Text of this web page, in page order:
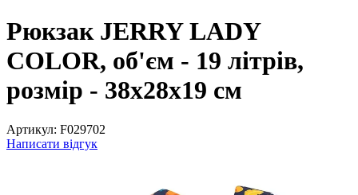
Рюкзак JERRY LADY
COLOR, об'єм - 19 літрів,
розмір - 38х28х19 см
Артикул: F029702
Написати відгук